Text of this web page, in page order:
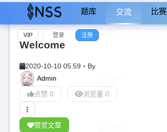
题库 交流 比赛
VIP 登录 注册
Welcome
2020-10-10 05:59 ・ By
Admin
点赞 0
浏览量 0
赞赏文章